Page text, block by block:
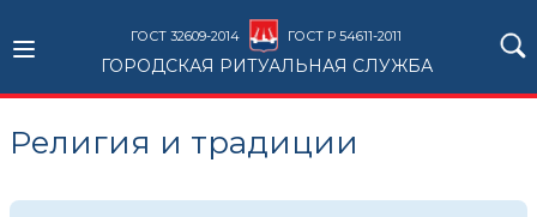
ГОСТ 32609-2014 ГОСТ Р 54611-2011
ГОРОДСКАЯ РИТУАЛЬНАЯ СЛУЖБА
Религия и традиции